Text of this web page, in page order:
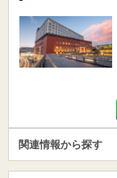
関連情報から探す